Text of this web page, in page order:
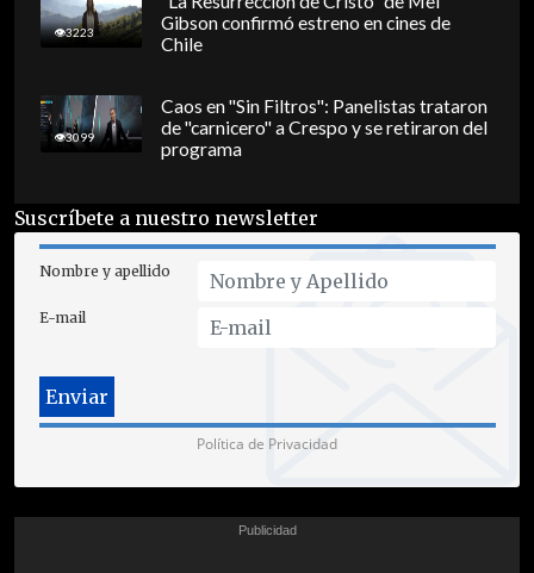
3223
Gibson confirmó estreno en cines de
Chile
3099
Caos en "Sin Filtros": Panelistas trataron
de "carnicero" a Crespo y se retiraron del
programa
Suscríbete a nuestro newsletter
Nombre y apellido
E-mail
Política de Privacidad